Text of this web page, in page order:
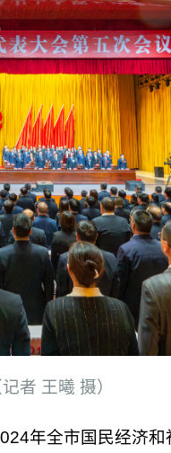
者 王曦 摄）
年全市国民经济